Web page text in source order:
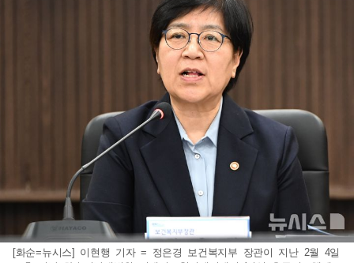
[화순=뉴시스] 이현행 기자 = 정은경 보건복지부 장관이 지난 2월 4일